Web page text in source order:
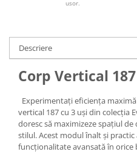
usor.
Descriere
Corp Vertical
Experimentați eficiența
vertical 187 cu 3 uși din colecția
doresc să maximizeze spațiul
stilul. Acest modul înalt și
funcționalitate avansată în orice